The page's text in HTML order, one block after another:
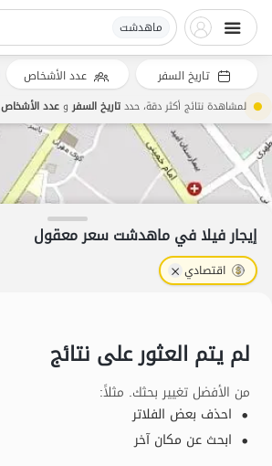
ماهدشت
إيجار فيلا في ماهدشت سعر معقول
اقتصادي
لم يتم العثور على نتائج
من الأفضل تغيير بحثك. مثلاً:
احذف بعض الفلاتر
ابحث عن مكان آخر
تاريخ السفر عدد الأشخاص
لمشاهدة نتائج أكثر دقة، حددتاريخ السفروعدد الأشخاص